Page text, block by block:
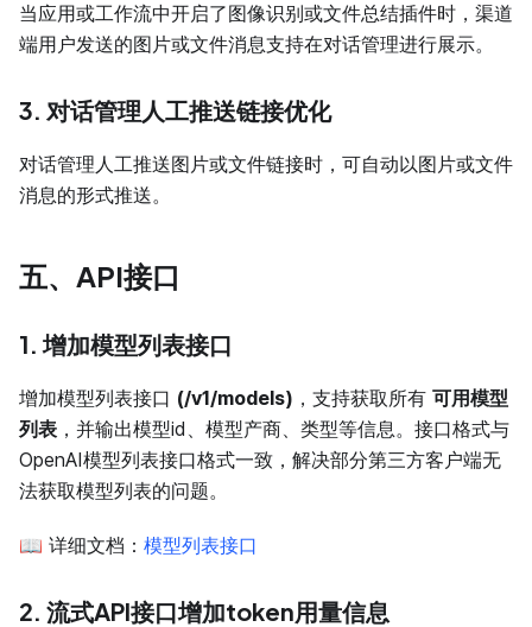
当应用或工作流中开启了图像识别或文件总结插件时，渠道
端用户发送的图片或文件消息支持在对话管理进行展示。
3. 对话管理人工推送链接优化
对话管理人工推送图片或文件链接时，可自动以图片或文件
消息的形式推送。
五、API接口
1. 增加模型列表接口
增加模型列表接口 (/v1/models) ，支持获取所有 可用模型
列表 ，并输出模型id、模型产商、类型等信息。接口格式与
OpenAI模型列表接口格式一致，解决部分第三方客户端无
法获取模型列表的问题。
📖 详细文档： 模型列表接口
2. 流式API接口增加token用量信息